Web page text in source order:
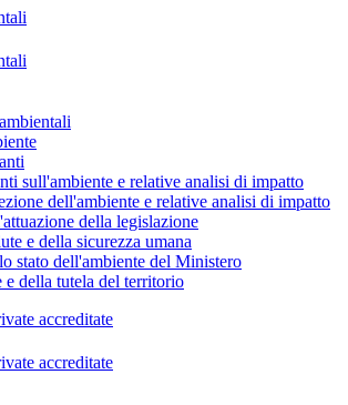
sull'ambiente e relative analisi di impatto
dell'ambiente e relative analisi di impatto
della legislazione
e della sicurezza umana
stato dell'ambiente del Ministero
della tutela del territorio
accreditate
accreditate